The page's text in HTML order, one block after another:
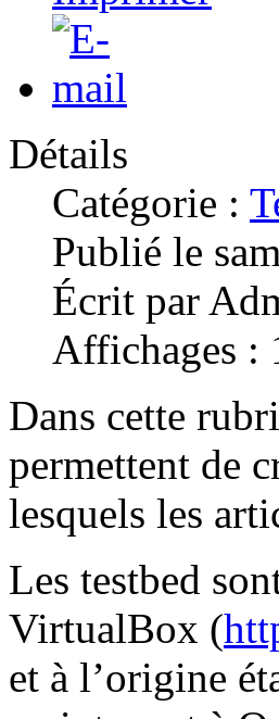
Détails
Catégorie :
Publié le
Écrit par
Affichages :
Dans cette
permettent de
lesquels les
Les testbed
VirtualBox (
et à l’origine